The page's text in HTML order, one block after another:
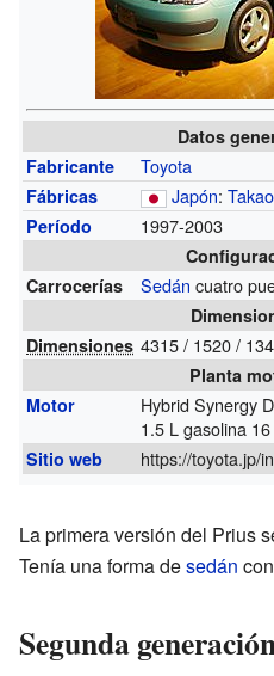
Datos
Fabricante
Toyota
Fábricas Japón:
Período 1997-2003
Carrocerías
Sedán cuatro
Dimensiones 4315 / 1520 /
Planta
Motor
Hybrid Synergy
1.5 L gasolina
Sitio web https://toyota.jp/
La primera versión del Prius
Tenía una forma desedán
Segunda